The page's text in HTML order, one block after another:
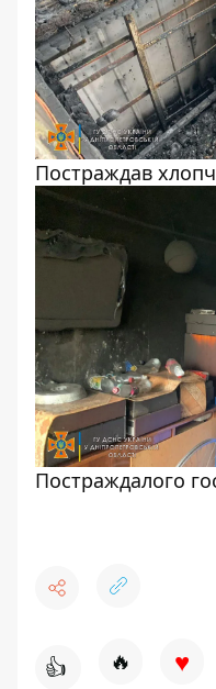
Постраждав
Постраждалого
👍 🔥 ♥